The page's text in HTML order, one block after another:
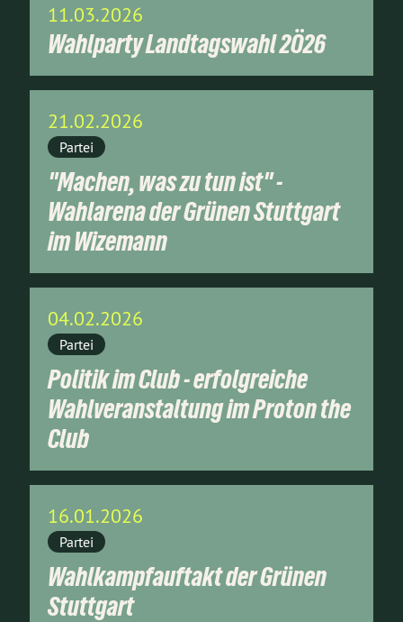
11.03.2026
Wahlparty Landtagswahl 2Ö26
21.02.2026
Partei
"Machen, was zu tun ist" -
Wahlarena der Grünen Stuttgart
im Wizemann
04.02.2026
Partei
Politik im Club - erfolgreiche
Wahlveranstaltung im Proton the
Club
16.01.2026
Partei
Wahlkampfauftakt der Grünen
Stuttgart